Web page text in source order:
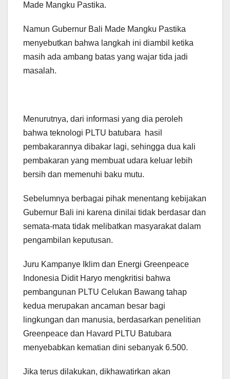
Made Mangku Pastika.
Namun Gubernur Bali Made Mangku Pastika
menyebutkan bahwa langkah ini diambil ketika
masih ada ambang batas yang wajar tida jadi
masalah.
Menurutnya, dari informasi yang dia peroleh
bahwa teknologi PLTU batubara hasil
pembakarannya dibakar lagi, sehingga dua kali
pembakaran yang membuat udara keluar lebih
bersih dan memenuhi baku mutu.
Sebelumnya berbagai pihak menentang kebijakan
Gubernur Bali ini karena dinilai tidak berdasar dan
semata-mata tidak melibatkan masyarakat dalam
pengambilan keputusan.
Juru Kampanye Iklim dan Energi Greenpeace
Indonesia Didit Haryo mengkritisi bahwa
pembangunan PLTU Celukan Bawang tahap
kedua merupakan ancaman besar bagi
lingkungan dan manusia, berdasarkan penelitian
Greenpeace dan Havard PLTU Batubara
menyebabkan kematian dini sebanyak 6.500.
Jika terus dilakukan, dikhawatirkan akan